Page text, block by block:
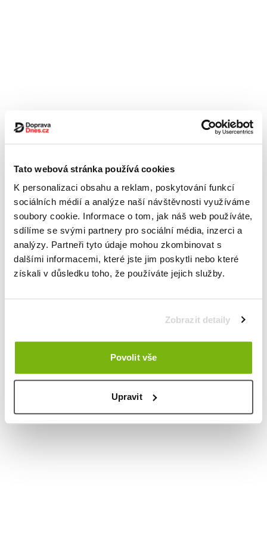
Tato webová stránka používá cookies
K personalizaci obsahu a reklam, poskytování funkcí
sociálních médií a analýze naší návštěvnosti využíváme
soubory cookie. Informace o tom, jak náš web používáte,
sdílíme se svými partnery pro sociální média, inzerci a
analýzy. Partneři tyto údaje mohou zkombinovat s
dalšími informacemi, které jste jim poskytli nebo které
získali v důsledku toho, že používáte jejich služby.
Zobrazit detaily
Povolit vše
Upravit